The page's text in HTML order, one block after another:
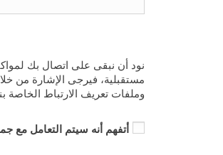
نود أن نبقى على اتصال بك
مستقبلية، فيرجى الإشارة من
وملفات تعريف الارتباط الخاصة
أتفهم أنه سيتم التعامل مع